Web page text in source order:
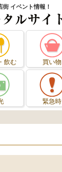
イベント情報！
飲む
買い物
緊急時